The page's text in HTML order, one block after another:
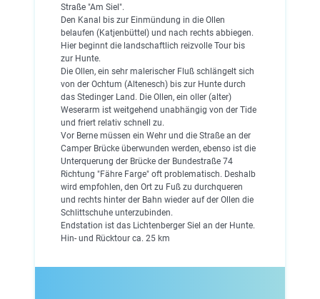
Straße "Am Siel".
Den Kanal bis zur Einmündung in die Ollen
belaufen (Katjenbüttel) und nach rechts abbiegen.
Hier beginnt die landschaftlich reizvolle Tour bis
zur Hunte.
Die Ollen, ein sehr malerischer Fluß schlängelt sich
von der Ochtum (Altenesch) bis zur Hunte durch
das Stedinger Land. Die Ollen, ein oller (alter)
Weserarm ist weitgehend unabhängig von der Tide
und friert relativ schnell zu.
Vor Berne müssen ein Wehr und die Straße an der
Camper Brücke überwunden werden, ebenso ist die
Unterquerung der Brücke der Bundestraße 74
Richtung "Fähre Farge" oft problematisch. Deshalb
wird empfohlen, den Ort zu Fuß zu durchqueren
und rechts hinter der Bahn wieder auf der Ollen die
Schlittschuhe unterzubinden.
Endstation ist das Lichtenberger Siel an der Hunte.
Hin- und Rücktour ca. 25 km